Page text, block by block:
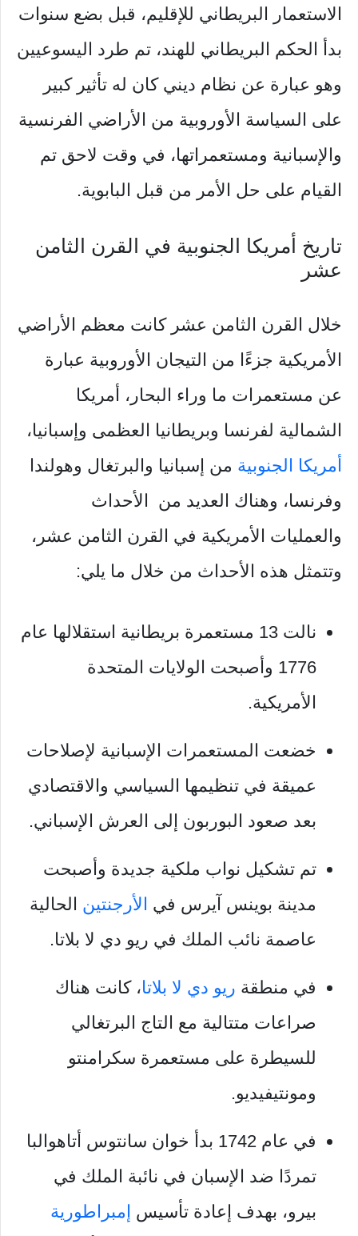
الاستعمار البريطاني للإقليم، قبل بضع سنوات
بدأ الحكم البريطاني للهند، تم طرد اليسوعيين
وهو عبارة عن نظام ديني كان له تأثير كبير
على السياسة الأوروبية من الأراضي الفرنسية
والإسبانية ومستعمراتها، في وقت لاحق تم
القيام على حل الأمر من قبل البابوية.
تاريخ أمريكا الجنوبية في القرن الثامن
عشر
خلال القرن الثامن عشر كانت معظم الأراضي
الأمريكية جزءًا من التيجان الأوروبية عبارة
عن مستعمرات ما وراء البحار، أمريكا
الشمالية لفرنسا وبريطانيا العظمى وإسبانيا،
أمريكا الجنوبية من إسبانيا والبرتغال وهولندا
وفرنسا، وهناك العديد من الأحداث
والعمليات الأمريكية في القرن الثامن عشر،
وتتمثل هذه الأحداث من خلال ما يلي:
نالت 13 مستعمرة بريطانية استقلالها عام
1776 وأصبحت الولايات المتحدة
الأمريكية.
خضعت المستعمرات الإسبانية لإصلاحات
عميقة في تنظيمها السياسي والاقتصادي
بعد صعود البوربون إلى العرش الإسباني.
تم تشكيل نواب ملكية جديدة وأصبحت
مدينة بوينس آيرس في الأرجنتين الحالية
عاصمة نائب الملك في ريو دي لا بلاتا.
في منطقة ريو دي لا بلاتا، كانت هناك
صراعات متتالية مع التاج البرتغالي
للسيطرة على مستعمرة سكرامنتو
ومونتيفيديو.
في عام 1742 بدأ خوان سانتوس أتاهوالبا
تمردًا ضد الإسبان في نائبة الملك في
بيرو، بهدف إعادة تأسيس إمبراطورية